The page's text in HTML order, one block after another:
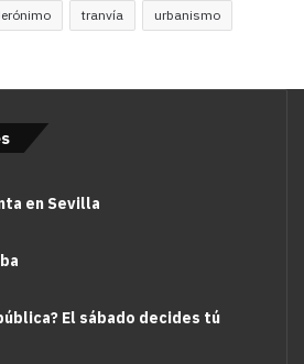
tranvía urbanismo
en Sevilla
El sábado decides tú